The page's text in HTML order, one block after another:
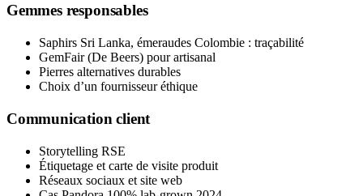
Gemmes responsables
Saphirs Sri Lanka, émeraudes Colombie : traçabilité
GemFair (De Beers) pour artisanal
Pierres alternatives durables
Choix d’un fournisseur éthique
Communication client
Storytelling RSE
Étiquetage et carte de visite produit
Réseaux sociaux et site web